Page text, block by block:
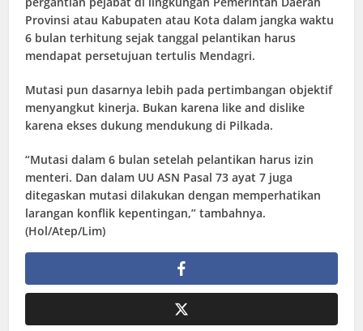
Provinsi atau Kabupaten atau Kota dalam jangka waktu
6 bulan terhitung sejak tanggal pelantikan harus
mendapat persetujuan tertulis Mendagri.
Mutasi pun dasarnya lebih pada pertimbangan objektif
menyangkut kinerja. Bukan karena like and dislike
karena ekses dukung mendukung di Pilkada.
“Mutasi dalam 6 bulan setelah pelantikan harus izin
menteri. Dan dalam UU ASN Pasal 73 ayat 7 juga
ditegaskan mutasi dilakukan dengan memperhatikan
larangan konflik kepentingan,” tambahnya.
(Hol/Atep/Lim)